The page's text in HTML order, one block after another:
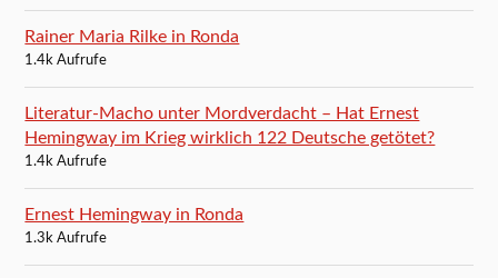
Rainer Maria Rilke in Ronda
1.4k Aufrufe
Literatur-Macho unter Mordverdacht – Hat Ernest
Hemingway im Krieg wirklich 122 Deutsche getötet?
1.4k Aufrufe
Ernest Hemingway in Ronda
1.3k Aufrufe